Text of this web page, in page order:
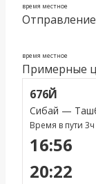
время местное
Отправление
время местное
Примерные
676Й
Сибай —
Время в пути
16:56
20:22